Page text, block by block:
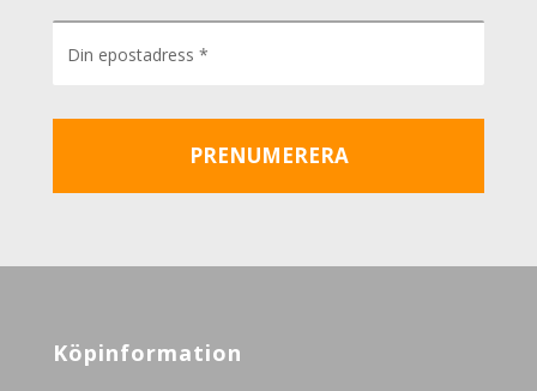
Köpinformation